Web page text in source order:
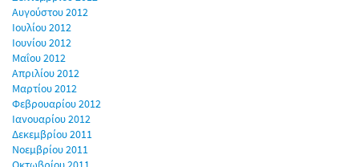
Αυγούστου 2012
Ιουλίου 2012
Ιουνίου 2012
Μαΐου 2012
Απριλίου 2012
Μαρτίου 2012
Φεβρουαρίου 2012
Ιανουαρίου 2012
Δεκεμβρίου 2011
Νοεμβρίου 2011